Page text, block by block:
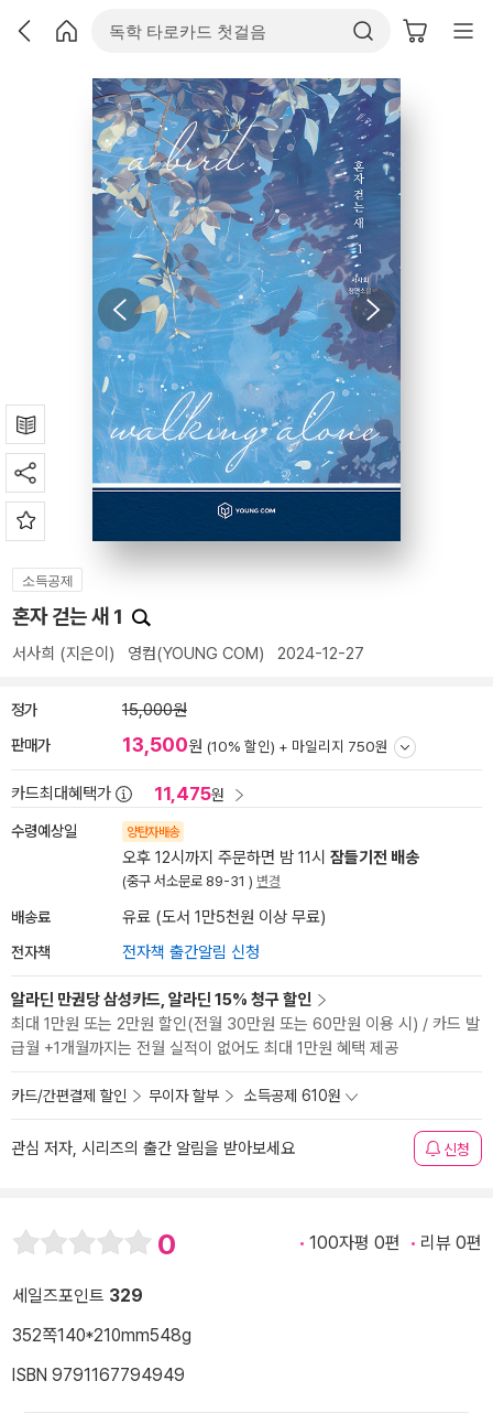
소득공제
혼자 걷는 새 1
서사희 (지은이) 영컴(YOUNG COM) 2024-12-27
정가 15,000원
판매가 13,500원 (10% 할인) + 마일리지 750원
카드최대혜택가 11,475원
수령예상일 양탄자배송
오후 12시까지 주문하면 밤 11시 잠들기전 배송
(중구 서소문로 89-31 ) 변경
배송료 유료 (도서 1만5천원 이상 무료)
전자책 전자책 출간알림 신청
알라딘 만권당 삼성카드, 알라딘 15% 청구 할인
최대 1만원 또는 2만원 할인(전월 30만원 또는 60만원 이용 시) / 카드 발
급월 +1개월까지는 전월 실적이 없어도 최대 1만원 혜택 제공
카드/간편결제 할인 무이자 할부 소득공제 610원
관심 저자, 시리즈의 출간 알림을 받아보세요 신청
0 100자평 0편 리뷰 0편
세일즈포인트 329
352쪽140*210mm548g
ISBN 9791167794949